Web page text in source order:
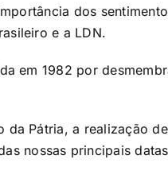
dos
e a LDN.
em 1982 por
Pátria, a realização
nossas principais